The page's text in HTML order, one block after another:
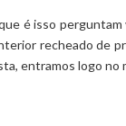
é isso perguntam
recheado de
entramos logo no